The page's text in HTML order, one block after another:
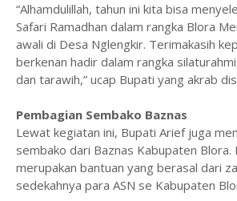
“Alhamdulillah, tahun ini kita bisa
Safari Ramadhan dalam rangka Blora
awali di Desa Nglengkir. Terimakasih
berkenan hadir dalam rangka
dan tarawih,” ucap Bupati yang akrab
Pembagian Sembako Baznas
Lewat kegiatan ini, Bupati Arief juga
sembako dari Baznas Kabupaten Blora.
merupakan bantuan yang berasal dari
sedekahnya para ASN se Kabupaten